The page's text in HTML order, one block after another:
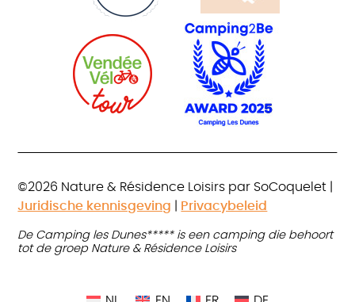
©2026 Nature & Résidence Loisirs par SoCoquelet |
Juridische kennisgeving
Privacybeleid
De Camping les Dunes***** is een camping die behoort
tot de groep Nature & Résidence Loisirs